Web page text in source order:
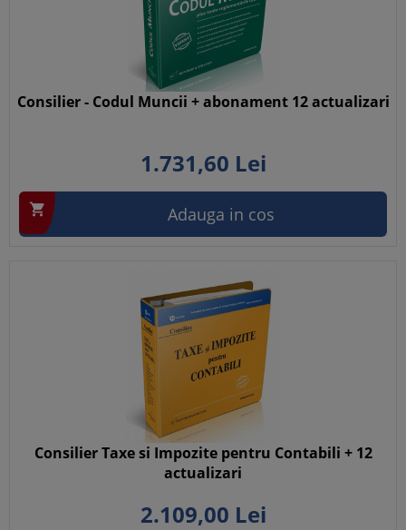
Consilier - Codul Muncii + abonament 12 actualizari
1.731,60 Lei
 Adauga in cos
Consilier Taxe si Impozite pentru Contabili + 12
actualizari
2.109,00 Lei